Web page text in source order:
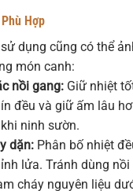
Hợp
dụng cũng có thể
món canh:
nồi gang: Giữ nhiệt
đều và giữ ấm lâu
ninh sườn.
dặn: Phân bố nhiệt
lửa. Tránh dùng nồi
cháy nguyên liệu